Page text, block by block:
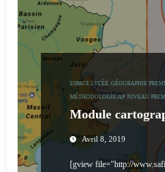
ESPACE LYCÉE GÉOGRAPHIE
MÉTHODOLOGIE/AP NIVEAU
Module
Avril 8, 2019
[gview file="http://